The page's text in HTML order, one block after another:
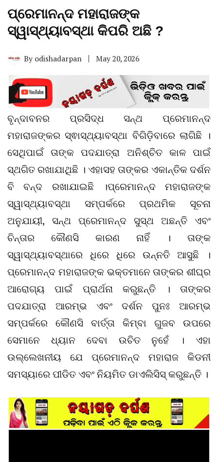
ପ୍ରେମାନନ୍ଦ ମହାରାଜଙ୍କ
ସ୍ୱାସ୍ଥ୍ୟାବସ୍ଥା କିପରି ଅଛି ?
By odishadarpan May 20, 2026
ବୃନ୍ଦାବନର ପ୍ରସିଦ୍ଧ ସନ୍ଥ ପ୍ରେମାନନ୍ଦ
ମହାରାଜଙ୍କର ସ୍ଵାସ୍ଥ୍ୟାବସ୍ଥା ବିଗିଡ଼ିବାରେ ଲାଗିଛି ।
ସେଥିପାଇଁ ତାଙ୍କ ପଦଯାତ୍ରା ଅନିଶ୍ଚିତ କାଳ ପାଇଁ
ସ୍ଥଗିତ ରଖାଯାଥିଛି । ଏହାସହ ତାଙ୍କର ଏକାନ୍ତିକ ଦର୍ଶନ
ବି ବନ୍ଦ ରଖାଯାଇଛି ।ପ୍ରେମାନନ୍ଦ ମହାରାଜଙ୍କ
ସ୍ୱାସ୍ଥ୍ୟାବସ୍ଥା ସମ୍ପର୍କରେ ପ୍ରଥମିକ ସୂଚନା
ଅନୁଯାୟୀ, ସନ୍ଥ ପ୍ରେମାନନ୍ଦ ସୁସ୍ଥ ଅଛନ୍ତି ଏବଂ
ଚିନ୍ତାର କୌଣସି କାରଣ ନାହିଁ । ତାଙ୍କ
ସ୍ୱାସ୍ଥ୍ୟାବସ୍ଥାରେ ଧିରେ ଧିରେ ଉନ୍ନତି ଆସୁଛି ।
ପ୍ରେମାନନ୍ଦ ମହାରାଜଙ୍କ ଭକ୍ତମାନେ ତାଙ୍କର ଶୀଘ୍ର
ଆରୋଗ୍ୟ ପାଇଁ ପ୍ରାର୍ଥନା କରୁଛନ୍ତି । ତାଙ୍କର
ପଦଯାତ୍ରା ଆରମ୍ଭ ଏବଂ ଦର୍ଶନ ପୁନଃ ଆରମ୍ଭ
ସମ୍ପର୍କରେ କୌଣସି ବାର୍ତ୍ତା କିମ୍ବା ଗୁଜବ ଉପରେ
ସେମାନେ ଧ୍ୟାନ ଦେବା ଉଚିତ ନୁହେଁ । ଏହା
ଉଲ୍ଲେଖନୀୟ ଯେ ପ୍ରେମାନନ୍ଦ ମହାରାଜ କିଡନୀ
ସମସ୍ୟାରେ ପୀଡିତ ଏବଂ ନିୟମିତ ଡାଏଲିସିସ୍ କରୁଛନ୍ତି ।